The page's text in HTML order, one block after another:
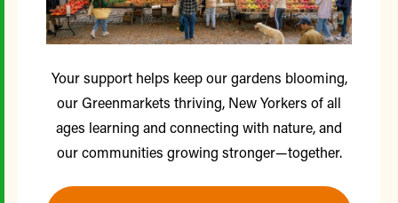
Your support helps keep our gardens blooming,
our Greenmarkets thriving, New Yorkers of all
ages learning and connecting with nature, and
our communities growing stronger—together.